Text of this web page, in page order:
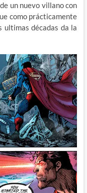
un nuevo villano con
como prácticamente
ultimas décadas da la